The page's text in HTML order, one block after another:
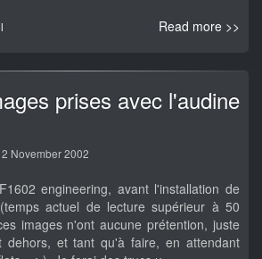
Read more >>
prises avec l'audine
November 2002
engineering, avant l'installation de
actuel de lecture supérieur à 50
images n'ont aucune prétention, juste
dehors, et tant qu'à faire, en attendant